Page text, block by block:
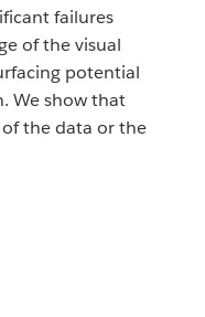
failures
of the visual
potential
We show that
the data or the